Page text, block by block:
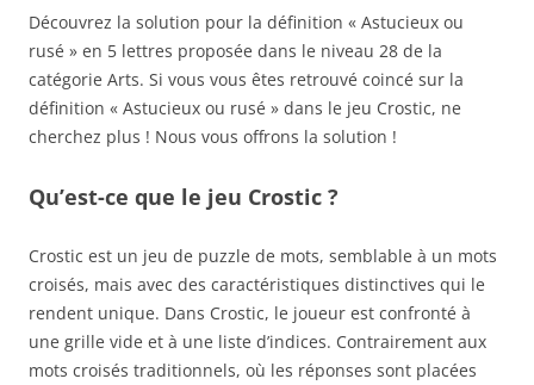
Découvrez la solution pour la définition « Astucieux ou
rusé » en 5 lettres proposée dans le niveau 28 de la
catégorie Arts. Si vous vous êtes retrouvé coincé sur la
définition « Astucieux ou rusé » dans le jeu Crostic, ne
cherchez plus ! Nous vous offrons la solution !
Qu’est-ce que le jeu Crostic ?
Crostic est un jeu de puzzle de mots, semblable à un mots
croisés, mais avec des caractéristiques distinctives qui le
rendent unique. Dans Crostic, le joueur est confronté à
une grille vide et à une liste d’indices. Contrairement aux
mots croisés traditionnels, où les réponses sont placées